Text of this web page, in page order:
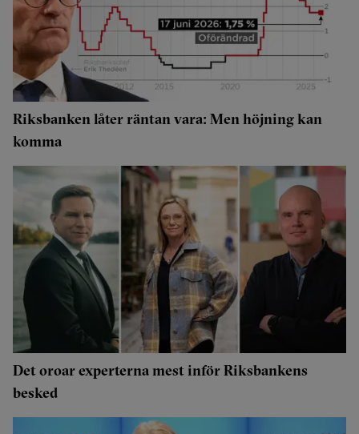
Riksbanken låter räntan vara: Men höjning kan
komma
Det oroar experterna mest inför Riksbankens
besked